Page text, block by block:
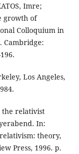
Imre;
growth of
Colloquium in
Cambridge:
Los Angeles,
the relativist
In:
theory,
Press, 1996. p.